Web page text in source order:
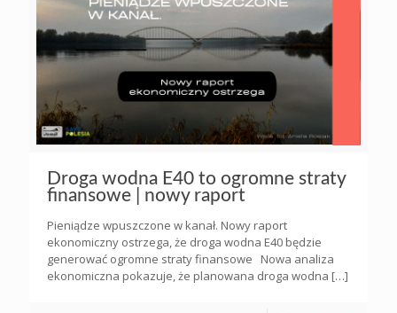
Droga wodna E40 to ogromne straty
finansowe | nowy raport
Pieniądze wpuszczone w kanał. Nowy raport
ekonomiczny ostrzega, że droga wodna E40 będzie
generować ogromne straty finansowe Nowa analiza
ekonomiczna pokazuje, że planowana droga wodna […]